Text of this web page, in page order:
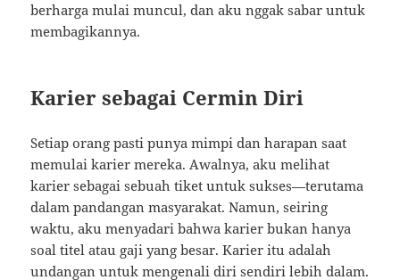
berharga mulai muncul, dan aku nggak sabar untuk
membagikannya.
Karier sebagai Cermin Diri
Setiap orang pasti punya mimpi dan harapan saat
memulai karier mereka. Awalnya, aku melihat
karier sebagai sebuah tiket untuk sukses—terutama
dalam pandangan masyarakat. Namun, seiring
waktu, aku menyadari bahwa karier bukan hanya
soal titel atau gaji yang besar. Karier itu adalah
undangan untuk mengenali diri sendiri lebih dalam.